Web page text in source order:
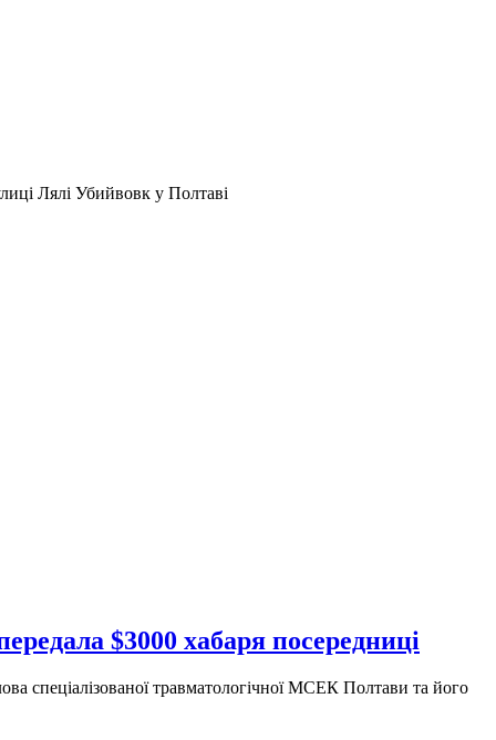
Лялі Убийвовк у Полтаві
$3000 хабаря посередниці
спеціалізованої травматологічної МСЕК Полтави та його